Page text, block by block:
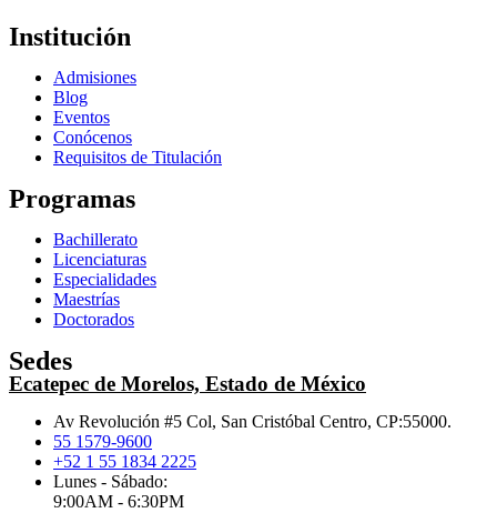
Institución
Admisiones
Blog
Eventos
Conócenos
Requisitos de Titulación
Programas
Bachillerato
Licenciaturas
Especialidades
Maestrías
Doctorados
Sedes
Ecatepec de Morelos, Estado de México
Av Revolución #5 Col, San Cristóbal Centro, CP:55000.
55 1579-9600
+52 1 55 1834 2225
Lunes - Sábado:
9:00AM - 6:30PM